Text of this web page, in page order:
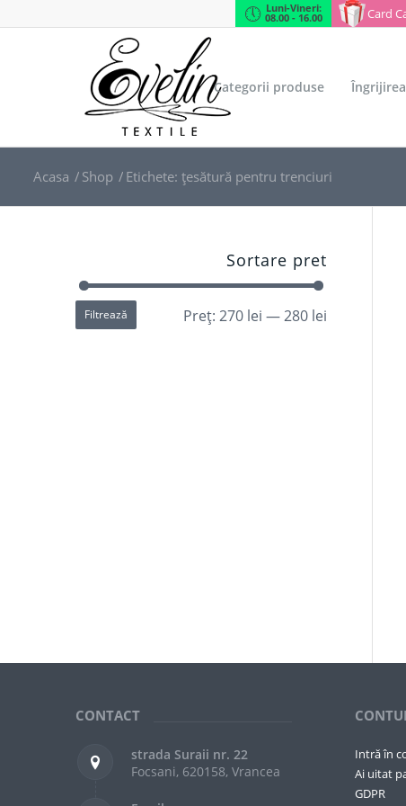
Card
Luni-Vineri:
08.00 - 16.00
Categorii produse
Acasa / Shop / Etichete: țesătură pentru trenciuri
Sortare pret
Filtrează Preț: 270 lei —280 lei
CONTACT
strada Suraii nr. 22
Focsani, 620158, Vrancea
Intră în
Ai uitat
GDPR